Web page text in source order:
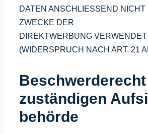
DATEN ANSCHLIESSEND NICHT
ZWECKE DER
DIREKTWERBUNG VERWENDET
(WIDERSPRUCH NACH ART. 21
zuständigen
behörde